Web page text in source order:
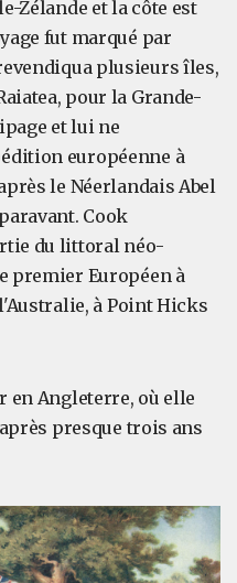
Zélande et la côte est
fut marqué par
plusieurs îles,
pour la Grande-
et lui ne
européenne à
le Néerlandais Abel
Cook
du littoral néo-
premier Européen à
à Point Hicks
Angleterre, où elle
presque trois ans